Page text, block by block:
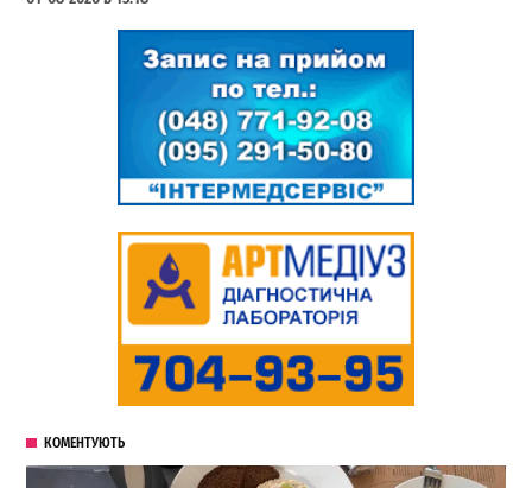
КОМЕНТУЮТЬ